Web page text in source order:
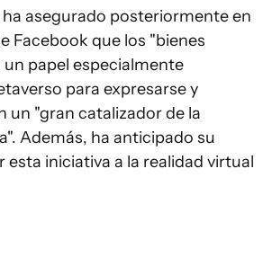
asegurado posteriormente en
Facebook que los "bienes
papel especialmente
para expresarse y
un "gran catalizador de la
Además, ha anticipado su
esta iniciativa a la realidad virtual